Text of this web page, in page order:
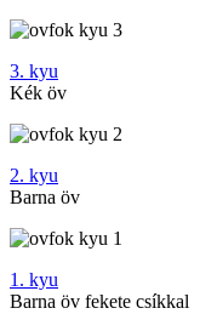
3. kyu
Kék öv
2. kyu
Barna öv
1. kyu
Barna öv fekete csíkkal